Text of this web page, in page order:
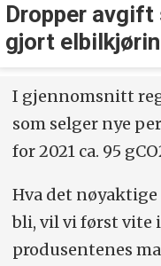
Dropper
gjort
I gjennomsnitt
som selger nye
for 2021 ca. 95
Hva det
bli, vil vi først vite
produsentenes